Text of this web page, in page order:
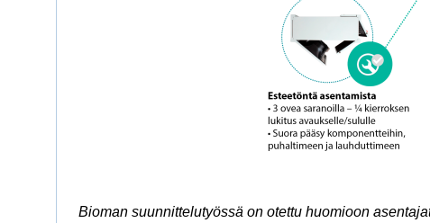
Bioman suunnittelutyössä on otettu huomioon